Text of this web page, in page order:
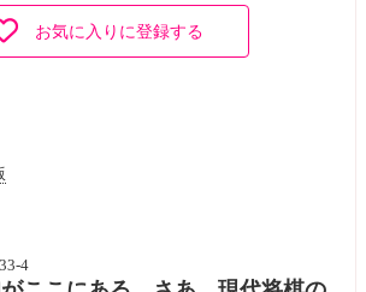
お気に入りに登録する
4